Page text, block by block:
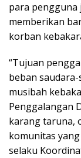
para pengguna
memberikan
korban
“Tujuan
beban
musibah
Penggalangan
karang taruna,
komunitas yang
selaku